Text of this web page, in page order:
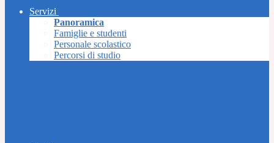
Servizi
Panoramica
Famiglie e studenti
Personale scolastico
Percorsi di studio